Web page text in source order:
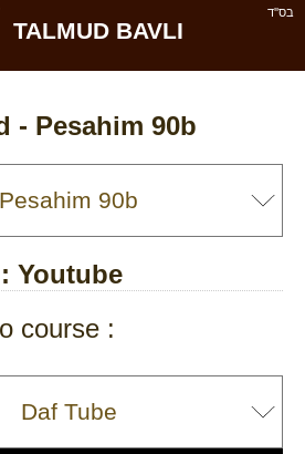
בס''ד
TALMUD BAVLI
- Pesahim 90b
: Youtube
course :